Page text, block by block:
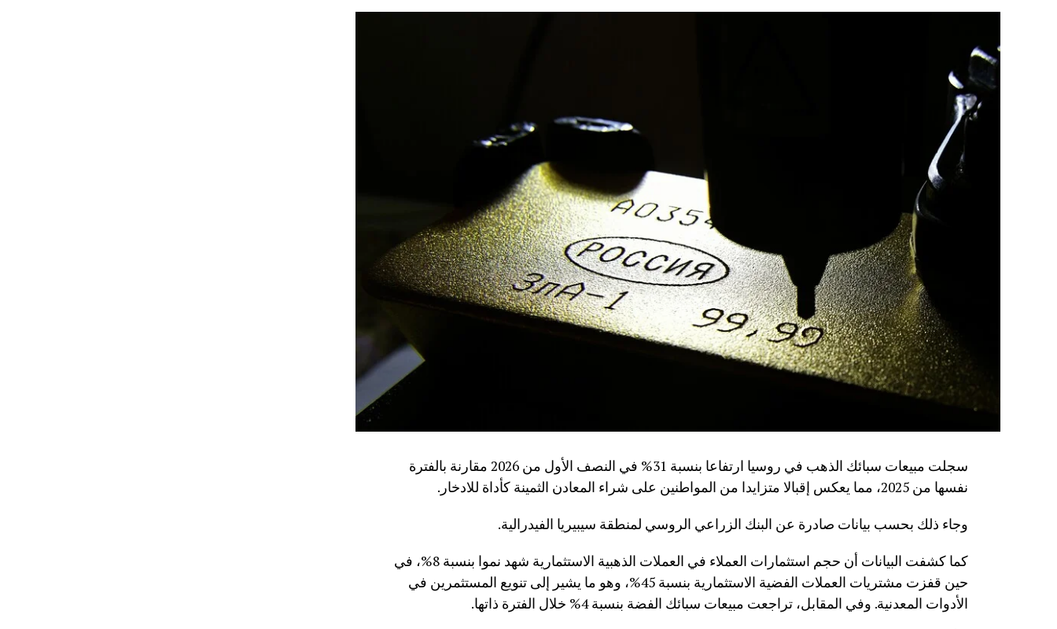
سجلت مبيعات سبائك الذهب في روسيا ارتفاعا بنسبة 31% في النصف الأول من 2026 مقارنة بالفترة
نفسها من 2025، مما يعكس إقبالا متزايدا من المواطنين على شراء المعادن الثمينة كأداة للادخار.
وجاء ذلك بحسب بيانات صادرة عن البنك الزراعي الروسي لمنطقة سيبيريا الفيدرالية.
كما كشفت البيانات أن حجم استثمارات العملاء في العملات الذهبية الاستثمارية شهد نموا بنسبة 8%، في
حين قفزت مشتريات العملات الفضية الاستثمارية بنسبة 45%، وهو ما يشير إلى تنويع المستثمرين في
الأدوات المعدنية. وفي المقابل، تراجعت مبيعات سبائك الفضة بنسبة 4% خلال الفترة ذاتها.